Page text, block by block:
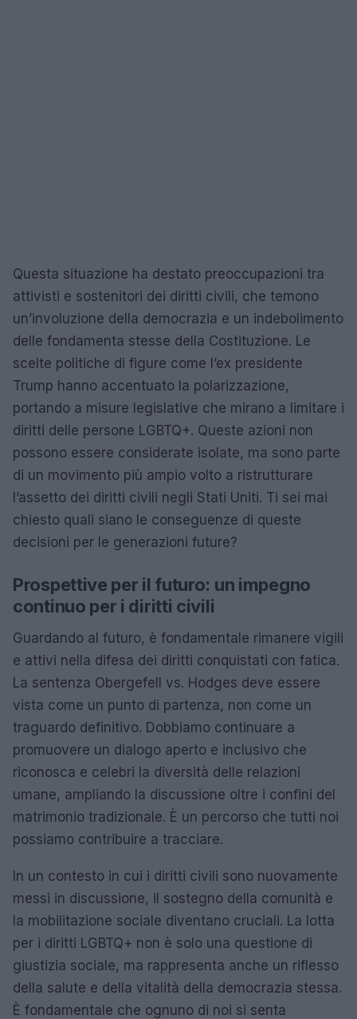
Questa situazione ha destato preoccupazioni tra
attivisti e sostenitori dei diritti civili, che temono
un’involuzione della democrazia e un indebolimento
delle fondamenta stesse della Costituzione. Le
scelte politiche di figure come l’ex presidente
Trump hanno accentuato la polarizzazione,
portando a misure legislative che mirano a limitare i
diritti delle persone LGBTQ+. Queste azioni non
possono essere considerate isolate, ma sono parte
di un movimento più ampio volto a ristrutturare
l’assetto dei diritti civili negli Stati Uniti. Ti sei mai
chiesto quali siano le conseguenze di queste
decisioni per le generazioni future?
Prospettive per il futuro: un impegno
continuo per i diritti civili
Guardando al futuro, è fondamentale rimanere vigili
e attivi nella difesa dei diritti conquistati con fatica.
La sentenza Obergefell vs. Hodges deve essere
vista come un punto di partenza, non come un
traguardo definitivo. Dobbiamo continuare a
promuovere un dialogo aperto e inclusivo che
riconosca e celebri la diversità delle relazioni
umane, ampliando la discussione oltre i confini del
matrimonio tradizionale. È un percorso che tutti noi
possiamo contribuire a tracciare.
In un contesto in cui i diritti civili sono nuovamente
messi in discussione, il sostegno della comunità e
la mobilitazione sociale diventano cruciali. La lotta
per i diritti LGBTQ+ non è solo una questione di
giustizia sociale, ma rappresenta anche un riflesso
della salute e della vitalità della democrazia stessa.
È fondamentale che ognuno di noi si senta